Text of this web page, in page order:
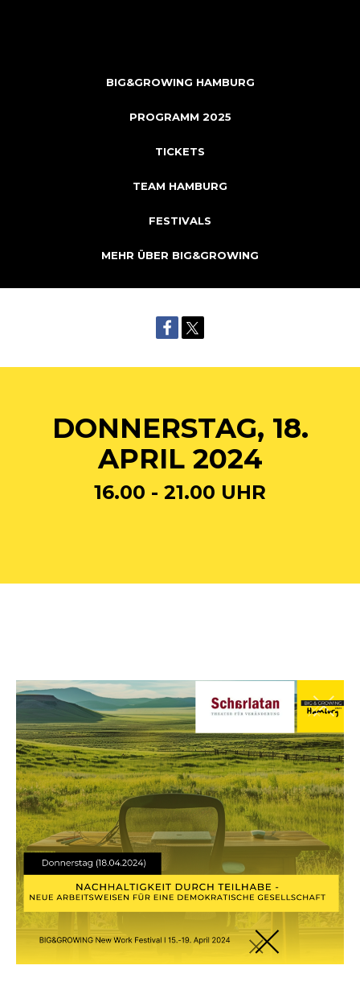
BIG&GROWING HAMBURG
PROGRAMM 2025
TICKETS
TEAM HAMBURG
FESTIVALS
MEHR ÜBER BIG&GROWING
DONNERSTAG, 18.
APRIL 2024
16.00 - 21.00 UHR